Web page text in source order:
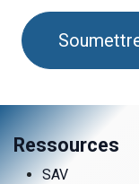
Ressources
SAV